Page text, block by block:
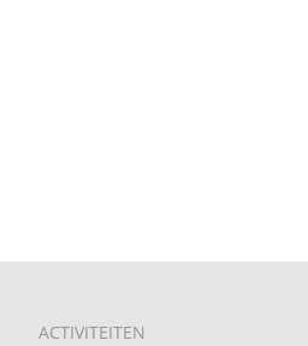
ACTIVITEITEN